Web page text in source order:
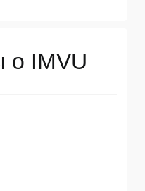
о IMVU